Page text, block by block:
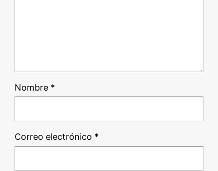
Nombre *
Correo electrónico *